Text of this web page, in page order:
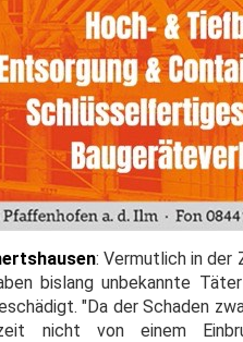
: Vermutlich in der
bislang unbekannte
"Da der Schaden
nicht von einem